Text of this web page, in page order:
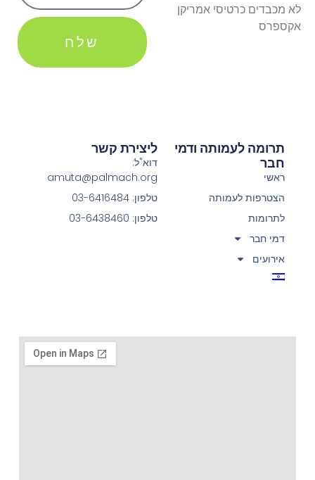
לא מכבדים כרטיסי אמריקן
אקספרס
שלח
תרומה לעמותה ודמי
חבר
ראשי
הצטרפות לעמותה
לתרומות
דמי חבר
אירועים
ליצירת קשר
דוא"ל:
amuta@palmach.org
טלפון: 03-6416484
טלפון: 03-6438460